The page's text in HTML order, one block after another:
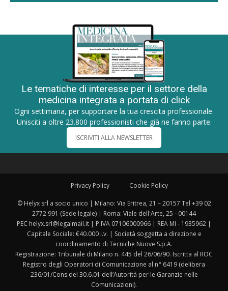
Le tematiche di interesse per il settore della
medicina integrata a portata di click
Ogni settimana, per supportare la tua crescita professionale.
Unisciti a oltre 23.800 professionisti che già ne fanno parte.
ISCRIVITI ALLA NEWSLETTER
Privacy Policy Cookie Policy
© Helyx srl a socio unico | Milano: Via Eritrea, 21 – 20157 Tel +39 02
2772 991 (Sede legale) | Roma: Viale dell'Arte, 25 - 00144
PEC helyx.srl@legalmail.it | P.IVA 07106000966 | REA MI - 1935962 |
Capitale Sociale: €40.000 i.v. | Società soggetta a direzione e
coordinamento di Tecniche Nuove S.p.A.
Registrazione: Tribunale di Milano n. 445 del 26/06/90. Iscritta al ROC
Registro degli Operatori di Comunicazione al n° 6419 (delibera
236/01/Cons del 30.6.01 dell’Autorità per le Garanzie nelle
Comunicazioni).